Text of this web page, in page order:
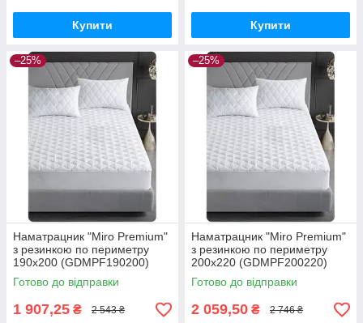
Купити Купити
–25%
Наматрацник "Miro Premium"
з резинкою по периметру
190х200 (GDMPF190200)
Готово до відправки
1 907,25 ₴ 2 543 ₴
–25%
Наматрацник "Miro Premium"
з резинкою по периметру
200х220 (GDMPF200220)
Готово до відправки
2 059,50 ₴ 2 746 ₴